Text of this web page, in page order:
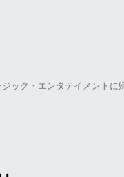
ック・エンタテイメントに